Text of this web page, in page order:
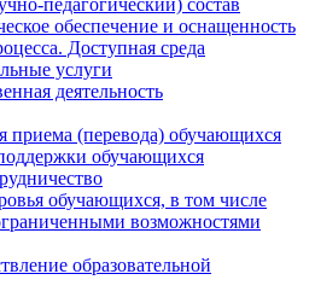
педагогический) состав
обеспечение и оснащенность
Доступная среда
услуги
деятельность
приема (перевода) обучающихся
обучающихся
обучающихся, в том числе
возможностями
образовательной